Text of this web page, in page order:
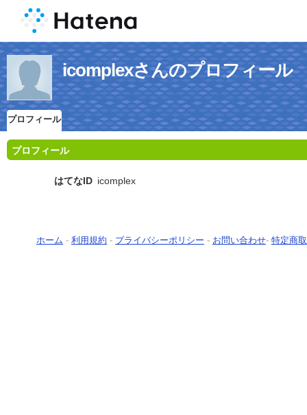
icomplexさんのプロフィール
プロフィール
プロフィール
はてなID icomplex
ホーム - 利用規約 - プライバシーポリシー - お問い合わせ- 特定商